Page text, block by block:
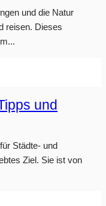
und die Natur
reisen. Dieses
und
Städte- und
Ziel. Sie ist von